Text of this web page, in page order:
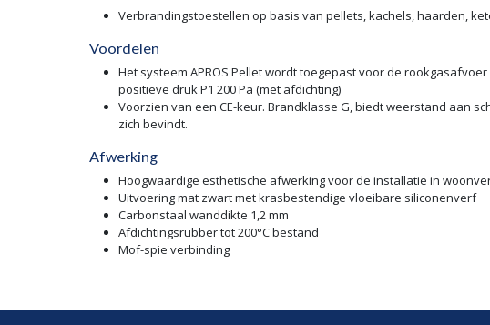
Verbrandingstoestellen op basis van pellets, kachels, haarden,
Voordelen
Het systeem APROS Pellet wordt toegepast voor de
positieve druk P1 200 Pa (met afdichting)
Voorzien van een CE-keur. Brandklasse G, biedt weerstand aan
zich bevindt.
Afwerking
Hoogwaardige esthetische afwerking voor de installatie in
Uitvoering mat zwart met krasbestendige vloeibare siliconenverf
Carbonstaal wanddikte 1,2 mm
Afdichtingsrubber tot 200°C bestand
Mof-spie verbinding